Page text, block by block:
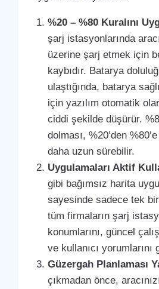
%20 – %80 Kuralını
şarj istasyonlarında
üzerine şarj etmek için
kaybıdır. Batarya
ulaştığında, batarya
için yazılım otomatik
ciddi şekilde düşürür.
dolması, %20’den
daha uzun sürebilir.
Uygulamaları Aktif
gibi bağımsız harita
sayesinde sadece tek
tüm firmaların şarj
konumlarını, güncel
ve kullanıcı
Güzergah Planlaması
çıkmadan önce,